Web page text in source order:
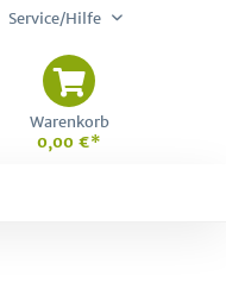
Service/Hilfe
Warenkorb
0,00 €*